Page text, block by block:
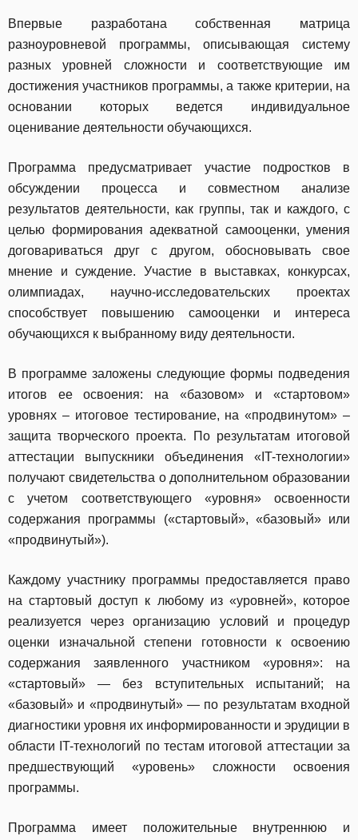
Впервые разработана собственная матрица
разноуровневой программы, описывающая систему
разных уровней сложности и соответствующие им
достижения участников программы, а также критерии, на
основании которых ведется индивидуальное
оценивание деятельности обучающихся.
Программа предусматривает участие подростков в
обсуждении процесса и совместном анализе
результатов деятельности, как группы, так и каждого, с
целью формирования адекватной самооценки, умения
договариваться друг с другом, обосновывать свое
мнение и суждение. Участие в выставках, конкурсах,
олимпиадах, научно-исследовательских проектах
способствует повышению самооценки и интереса
обучающихся к выбранному виду деятельности.
В программе заложены следующие формы подведения
итогов ее освоения: на «базовом» и «стартовом»
уровнях – итоговое тестирование, на «продвинутом» –
защита творческого проекта. По результатам итоговой
аттестации выпускники объединения «IT-технологии»
получают свидетельства о дополнительном образовании
с учетом соответствующего «уровня» освоенности
содержания программы («стартовый», «базовый» или
«продвинутый»).
Каждому участнику программы предоставляется право
на стартовый доступ к любому из «уровней», которое
реализуется через организацию условий и процедур
оценки изначальной степени готовности к освоению
содержания заявленного участником «уровня»: на
«стартовый» — без вступительных испытаний; на
«базовый» и «продвинутый» — по результатам входной
диагностики уровня их информированности и эрудиции в
области IT-технологий по тестам итоговой аттестации за
предшествующий «уровень» сложности освоения
программы.
Программа имеет положительные внутреннюю и